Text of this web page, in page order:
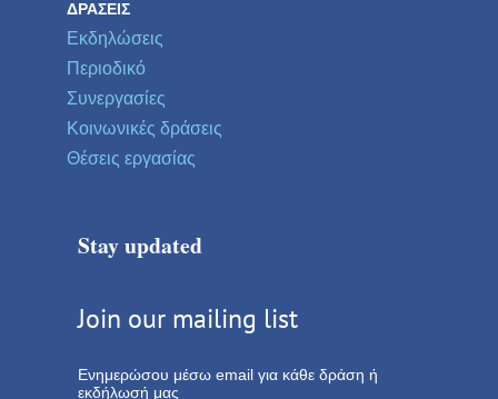
ΔΡΆΣΕΙΣ
Εκδηλώσεις
Περιοδικό
Συνεργασίες
Κοινωνικές δράσεις
Θέσεις εργασίας
Stay updated
Join our mailing list
Ενημερώσου μέσω email για κάθε δράση ή
εκδήλωσή μας